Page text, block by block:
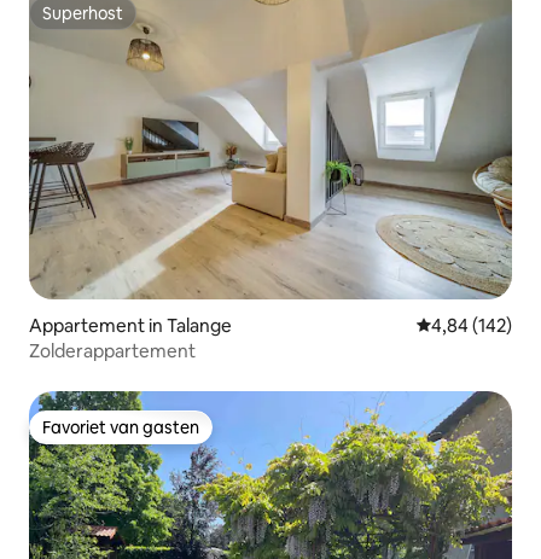
Superhost
Superhost
Appartement in Talange Gemiddelde
4,84 (142)
Zolderappartement
Favoriet van gasten
Favoriet van gasten